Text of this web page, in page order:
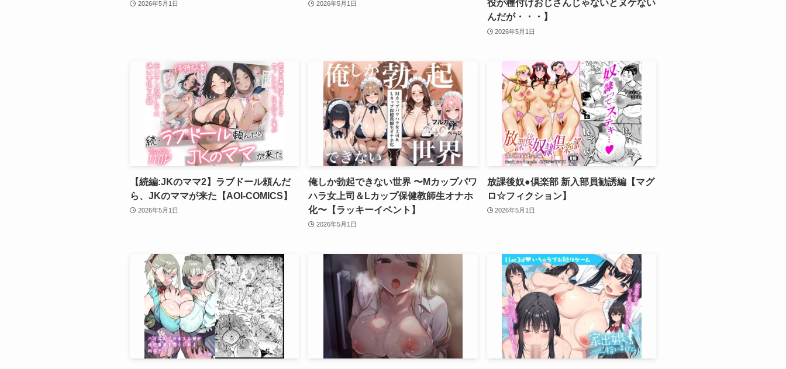
2026年5月1日 2026年5月1日
役が種付けおじさんじゃないとヌケない
んだが・・・】
2026年5月1日
【続編:JKのママ2】ラブドール頼んだ
ら、JKのママが来た【AOI-COMICS】
2026年5月1日
俺しか勃起できない世界 〜Mカップパワ
ハラ女上司＆Lカップ保健教師生オナホ
化〜【ラッキーイベント】
2026年5月1日
放課後奴●倶楽部 新入部員勧誘編【マグ
ロ☆フィクション】
2026年5月1日